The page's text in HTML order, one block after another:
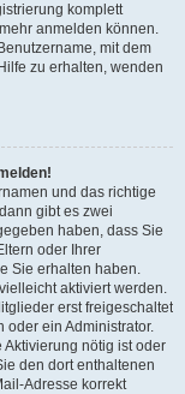
komplett
anmelden können.
mit dem
zu erhalten, wenden
und das richtige
gibt es zwei
haben, dass Sie
oder Ihrer
Sie erhalten haben.
aktiviert werden.
erst freigeschaltet
oder ein Administrator.
nötig ist oder
den dort enthaltenen
Adresse korrekt